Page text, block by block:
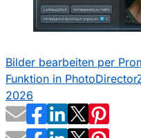
Bilder bearbeiten per
Funktion in PhotoDirector
2026